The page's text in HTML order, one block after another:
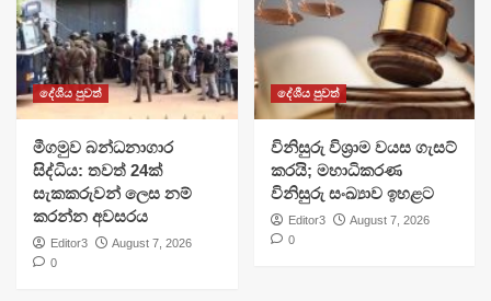
දේශීය පුවත්
මීගමුව බන්ධනාගාර
සිද්ධිය: තවත් 24ක්
සැකකරුවන් ලෙස නම්
කරන්න අවසරය
Editor3
August 7, 2026
0
දේශීය පුවත්
විනිසුරු විශ්‍රාම වයස ගැසට්
කරයි; මහාධිකරණ
විනිසුරු සංඛ්‍යාව ඉහළට
Editor3
August 7, 2026
0